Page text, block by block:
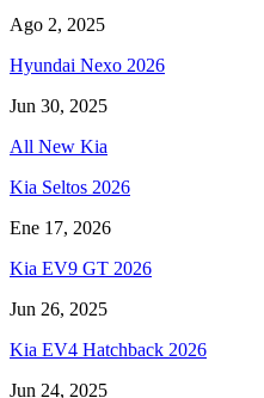
Ago 2, 2025
Hyundai Nexo 2026
Jun 30, 2025
All New Kia
Kia Seltos 2026
Ene 17, 2026
Kia EV9 GT 2026
Jun 26, 2025
Kia EV4 Hatchback 2026
Jun 24, 2025